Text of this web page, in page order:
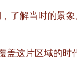
了解当时的景
盖这片区域的时